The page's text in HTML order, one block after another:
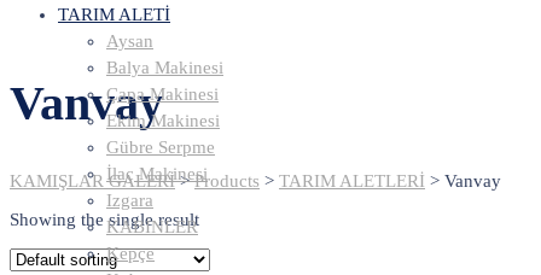
TARIM ALETİ
Aysan
Balya Makinesi
Çapa Makinesi
Ekim Makinesi
Gübre Serpme
İlaç Makinesi
Izgara
KABİNLER
Kepçe
Vanvay
KAMIŞLAR GALERİ>Products > TARIM ALETLERİ > Vanvay
Showing the single result